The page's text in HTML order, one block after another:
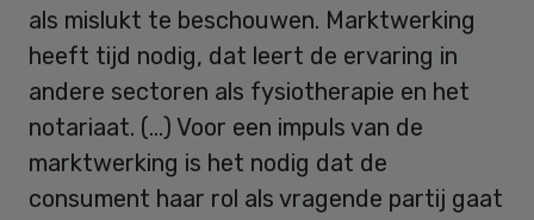
als mislukt te beschouwen. Marktwerking
heeft tijd nodig, dat leert de ervaring in
andere sectoren als fysiotherapie en het
notariaat. (…) Voor een impuls van de
marktwerking is het nodig dat de
consument haar rol als vragende partij gaat